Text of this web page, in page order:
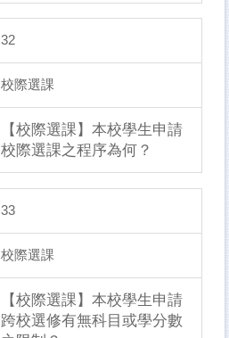
32
校際選課
【校際選課】本校學生申請
校際選課之程序為何？
33
校際選課
【校際選課】本校學生申請
跨校選修有無科目或學分數